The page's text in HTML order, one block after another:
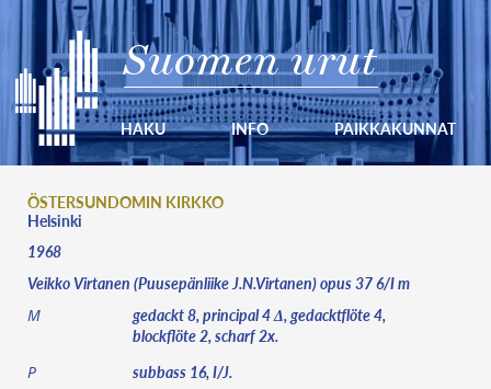
Suomen urut
HAKU INFO PAIKKAKUNNAT
ÖSTERSUNDOMIN KIRKKO
Helsinki
1968
Veikko Virtanen (Puusepänliike J.N.Virtanen) opus 37 6/I m
M
gedackt 8, principal 4 Δ, gedacktflöte 4,
blockflöte 2, scharf 2x.
P
subbass 16, I/J.